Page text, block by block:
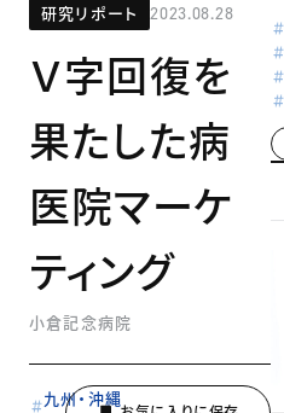
研究リポート 2023.08.28
Ｖ字回復を
果たした病
医院マーケ
ティング
小倉記念病院
九州・沖縄